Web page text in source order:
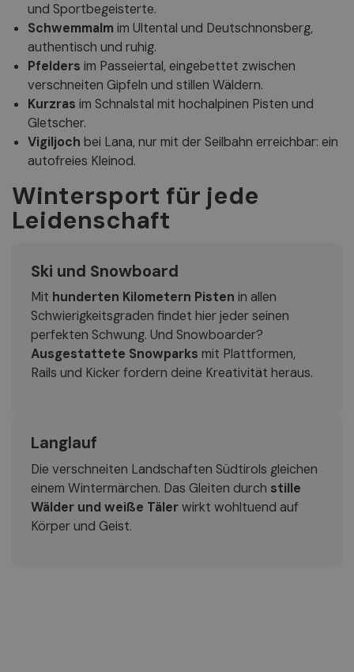
und Sportbegeisterte.
Schwemmalm im Ultental und Deutschnonsberg,
authentisch und ruhig.
Pfelders im Passeiertal, eingebettet zwischen
verschneiten Gipfeln und stillen Wäldern.
Kurzras im Schnalstal mit hochalpinen Pisten und
Gletscher.
Vigiljoch bei Lana, nur mit der Seilbahn erreichbar: ein
autofreies Kleinod.
Wintersport für jede
Leidenschaft
Ski und Snowboard
Mit hunderten Kilometern Pisten in allen
Schwierigkeitsgraden findet hier jeder seinen
perfekten Schwung. Und Snowboarder?
Ausgestattete Snowparks mit Plattformen,
Rails und Kicker fordern deine Kreativität heraus.
Langlauf
Die verschneiten Landschaften Südtirols gleichen
einem Wintermärchen. Das Gleiten durch stille
Wälder und weiße Tälerwirkt wohltuend auf
Körper und Geist.